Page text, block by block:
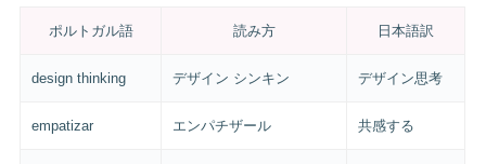
ポルトガル語 読み方 日本語訳
design thinking デザイン シンキン デザイン思考
empatizar エンパチザール 共感する